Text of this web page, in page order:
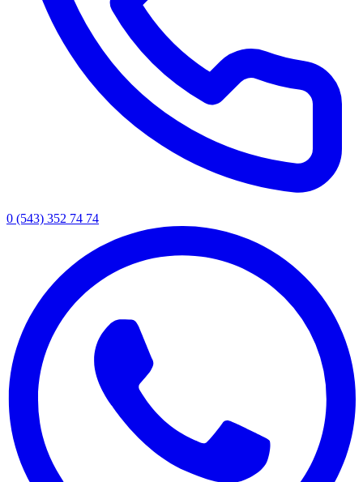
0 (543) 352 74 74